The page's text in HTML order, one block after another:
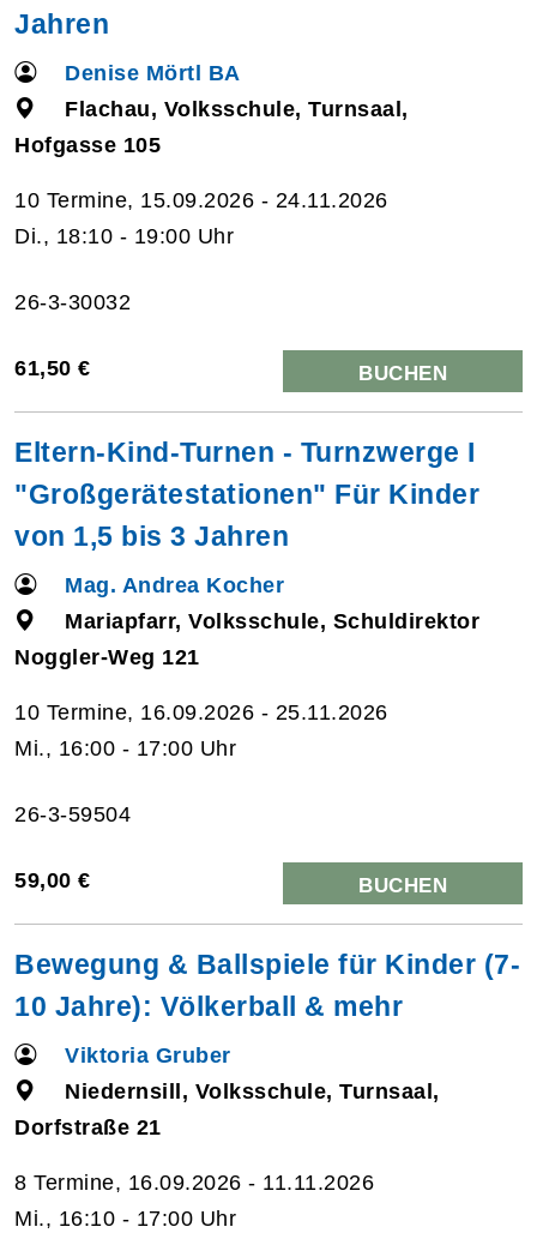
Jahren
Denise Mörtl BA
Flachau, Volksschule, Turnsaal,
Hofgasse 105
10 Termine, 15.09.2026 - 24.11.2026
Di., 18:10 - 19:00 Uhr
26-3-30032
61,50 € BUCHEN
Eltern-Kind-Turnen - Turnzwerge I
"Großgerätestationen" Für Kinder
von 1,5 bis 3 Jahren
Mag. Andrea Kocher
Mariapfarr, Volksschule, Schuldirektor
Noggler-Weg 121
10 Termine, 16.09.2026 - 25.11.2026
Mi., 16:00 - 17:00 Uhr
26-3-59504
59,00 € BUCHEN
Bewegung & Ballspiele für Kinder (7-
10 Jahre): Völkerball & mehr
Viktoria Gruber
Niedernsill, Volksschule, Turnsaal,
Dorfstraße 21
8 Termine, 16.09.2026 - 11.11.2026
Mi., 16:10 - 17:00 Uhr